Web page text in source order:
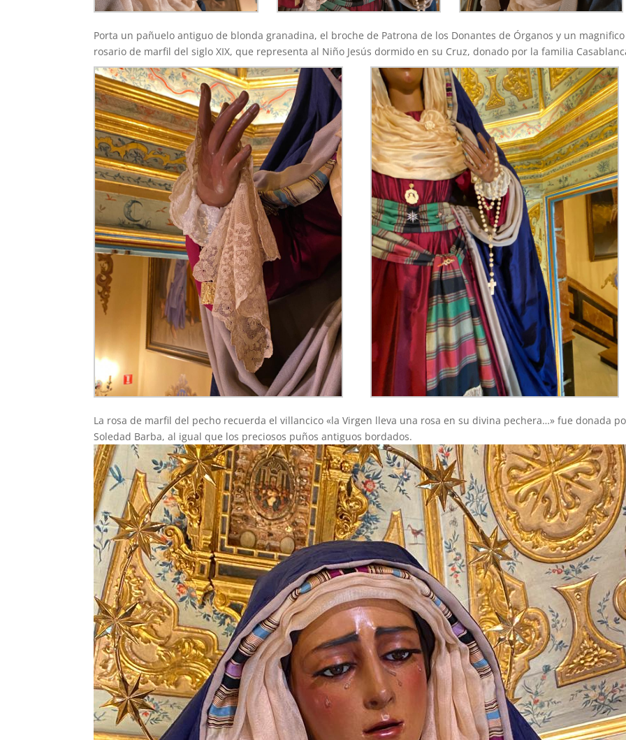
Porta un pañuelo antiguo de blonda granadina, el broche de Patrona de los Donantes de Órganos y un magnifico
rosario de marfil del siglo XIX, que representa al Niño Jesús dormido en su Cruz, donado por la familia
La rosa de marfil del pecho recuerda el villancico «la Virgen lleva una rosa en su divina pechera…» fue donada
Soledad Barba, al igual que los preciosos puños antiguos bordados.